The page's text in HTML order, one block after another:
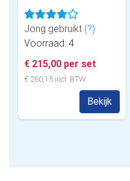
Jong gebruikt (?)
Voorraad: 4
€ 215,00 per set
€ 260,15 incl. BTW
Bekijk